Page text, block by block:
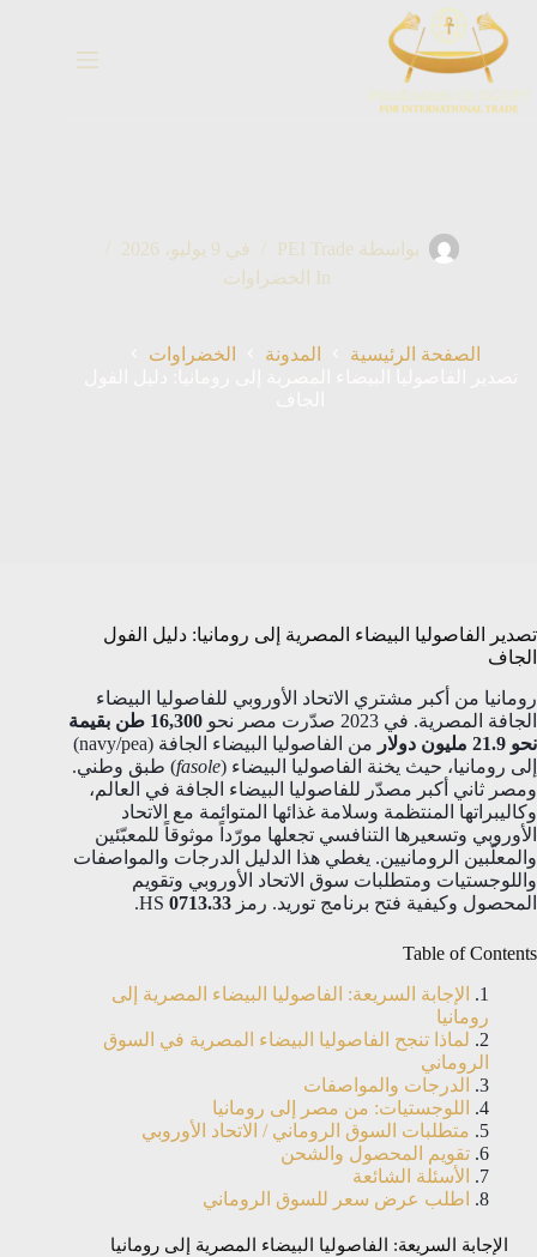
المحتوى
بواسطة PEI Trade في 9 يوليو، 2026
In
الخضراوات
الصفحة الرئيسية المدونة
الخضراوات
تصدير الفاصوليا البيضاء المصرية إلى رومانيا: دليل الفول
الجاف
رومانيا من أكبر مشتري الاتحاد الأوروبي للفاصوليا البيضاء
الجافة المصرية. في 2023 صدّرت مصر نحو
16,300 طن بقيمة
نحو 21.9 مليون دولار
من الفاصوليا البيضاء الجافة (navy/pea)
إلى رومانيا، حيث يخنة الفاصوليا البيضاء (fasole) طبق وطني.
ومصر ثاني أكبر مصدّر للفاصوليا البيضاء الجافة في العالم،
وكاليبراتها المنتظمة وسلامة غذائها المتوائمة مع الاتحاد
الأوروبي وتسعيرها التنافسي تجعلها مورّداً موثوقاً للمعبّئين
والمعلّبين الرومانيين. يغطي هذا الدليل الدرجات والمواصفات
واللوجستيات ومتطلبات سوق الاتحاد الأوروبي وتقويم
المحصول وكيفية فتح برنامج توريد. رمز HS 0713.33
.
Table of Contents
الإجابة السريعة: الفاصوليا البيضاء المصرية إلى
رومانيا
لماذا تنجح الفاصوليا البيضاء المصرية في السوق
الروماني
الدرجات والمواصفات
اللوجستيات: من مصر إلى رومانيا
متطلبات السوق الروماني / الاتحاد الأوروبي
تقويم المحصول والشحن
الأسئلة الشائعة
اطلب عرض سعر للسوق الروماني
الإجابة السريعة: الفاصوليا البيضاء المصرية إلى رومانيا